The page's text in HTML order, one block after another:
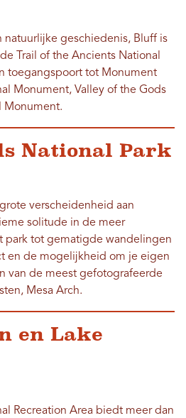
natuurlijke geschiedenis, Bluff is
Trail of the Ancients National
toegangspoort tot Monument
Monument, Valley of the Gods
Monument.
National Park
verscheidenheid aan
solitude in de meer
park tot gematigde wandelingen
en de mogelijkheid om je eigen
van de meest gefotografeerde
Mesa Arch.
en Lake
Recreation Area biedt meer dan